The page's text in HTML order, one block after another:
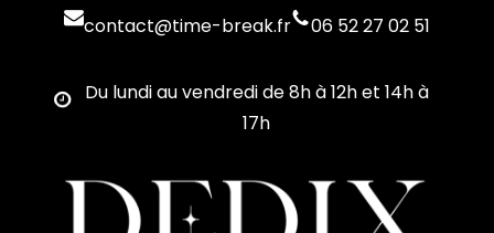
contact@time-break.fr 06 52 27 02 51
Du lundi au vendredi de 8h à 12h et 14h à
17h